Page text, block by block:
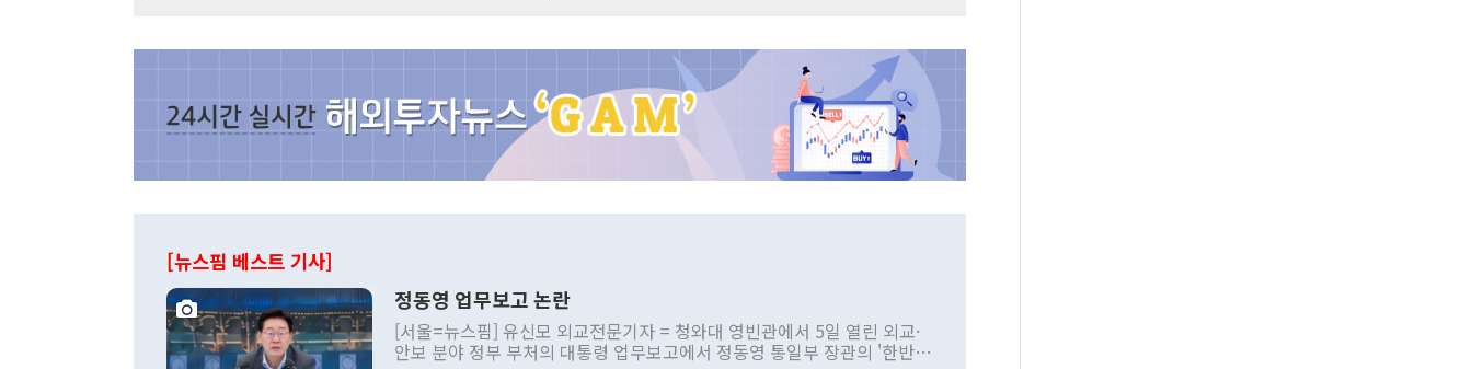
[뉴스핌 베스트 기사]
정동영 업무보고 논란
[서울=뉴스핌] 유신모 외교전문기자 = 청와대 영빈관에서 5일 열린 외교·
안보 분야 정부 부처의 대통령 업무보고에서 정동영 통일부 장관의 '한반도